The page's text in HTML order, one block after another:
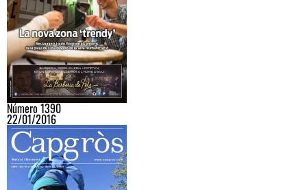
Número 1390
22/01/2016